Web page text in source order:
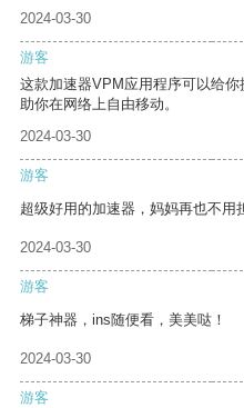
2024-03-30
游客
这款加速器VPM应用程序可以给
助你在网络上自由移动。
2024-03-30
游客
超级好用的加速器，妈妈再也不用
2024-03-30
游客
梯子神器，ins随便看，美美哒！
2024-03-30
游客